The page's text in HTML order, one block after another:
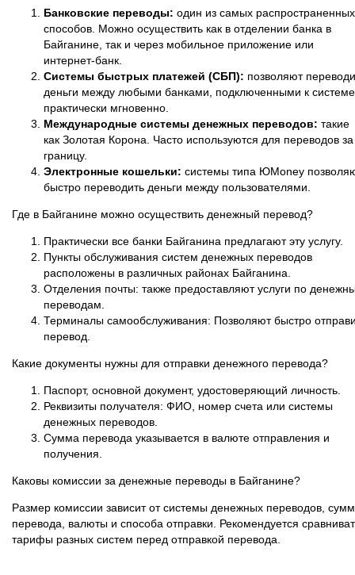
Банковские переводы: один из самых распространенных
способов. Можно осуществить как в отделении банка в
Байганине, так и через мобильное приложение или
интернет-банк.
Системы быстрых платежей (СБП): позволяют
деньги между любыми банками, подключенными к
практически мгновенно.
Международные системы денежных переводов: такие
как Золотая Корона. Часто используются для переводов за
границу.
Электронные кошельки: системы типа ЮMoney
быстро переводить деньги между пользователями.
Где в Байганине можно осуществить денежный перевод?
Практически все банки Байганина предлагают эту услугу.
Пункты обслуживания систем денежных переводов
расположены в различных районах Байганина.
Отделения почты: также предоставляют услуги по
переводам.
Терминалы самообслуживания: Позволяют быстро
перевод.
Какие документы нужны для отправки денежного перевода?
Паспорт, основной документ, удостоверяющий личность.
Реквизиты получателя: ФИО, номер счета или системы
денежных переводов.
Сумма перевода указывается в валюте отправления и
получения.
Каковы комиссии за денежные переводы в Байганине?
Размер комиссии зависит от системы денежных переводов,
перевода, валюты и способа отправки. Рекомендуется
тарифы разных систем перед отправкой перевода.